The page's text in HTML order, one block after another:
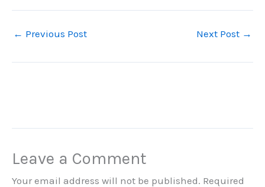
← Previous Post Next Post →
Leave a Comment
Your email address will not be published. Required